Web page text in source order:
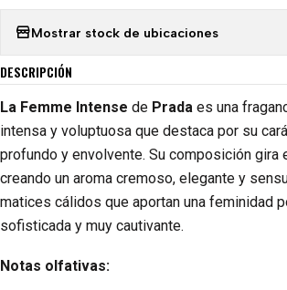
Mostrar stock de ubicaciones
DESCRIPCIÓN
La Femme Intense de Prada es una
intensa y voluptuosa que destaca por su
profundo y envolvente. Su composición gira
creando un aroma cremoso, elegante y
matices cálidos que aportan una feminidad
sofisticada y muy cautivante.
Notas olfativas: